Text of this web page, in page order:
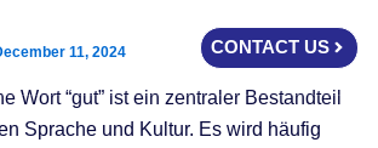
CONTACT US
11, 2024
Wort “gut” ist ein zentraler Bestandteil
Sprache und Kultur. Es wird häufig